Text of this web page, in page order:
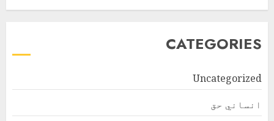
CATEGORIES
Uncategorized
انساني حق